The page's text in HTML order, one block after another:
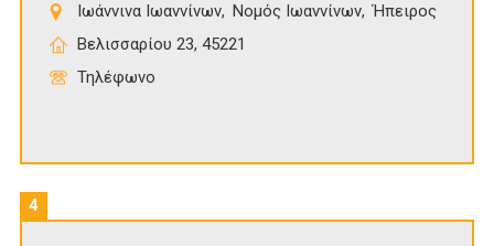
Ιωάννινα Ιωαννίνων
Νομός Ιωαννίνων Ήπειρος
Βελισσαρίου 23, 45221
Τηλέφωνο
4